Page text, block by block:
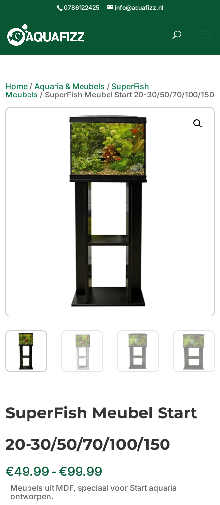
0786122425 info@aquafizz.nl
Home /Aquaria & Meubels / SuperFish
Meubels / SuperFish Meubel Start 20-30/50/70/100/150
SuperFish Meubel Start
20-30/50/70/100/150
€49.99-€99.99
tot
€99.99
Meubels uit MDF, speciaal voor Start aquaria
ontworpen.